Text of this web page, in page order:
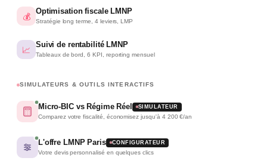
💰 Optimisation fiscale LMNP
Stratégie long terme, 4 leviers, LMP
📈 Suivi de rentabilité LMNP
Tableaux de bord, 6 KPI, reporting mensuel
SIMULATEURS & OUTILS INTERACTIFS
Micro-BIC vs Régime Réel SIMULATEUR
Comparez votre fiscalité, économisez jusqu'à 4 200 €/an
L'offre LMNP Paris CONFIGURATEUR
Votre devis personnalisé en quelques clics